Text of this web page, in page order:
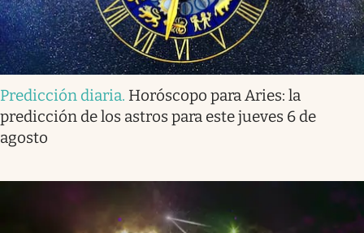
Predicción diaria. Horóscopo para Aries: la
predicción de los astros para este jueves 6 de
agosto